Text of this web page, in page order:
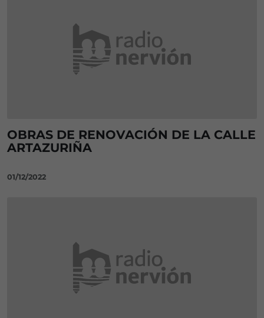
OBRAS DE RENOVACIÓN DE LA CALLE
ARTAZURIÑA
01/12/2022